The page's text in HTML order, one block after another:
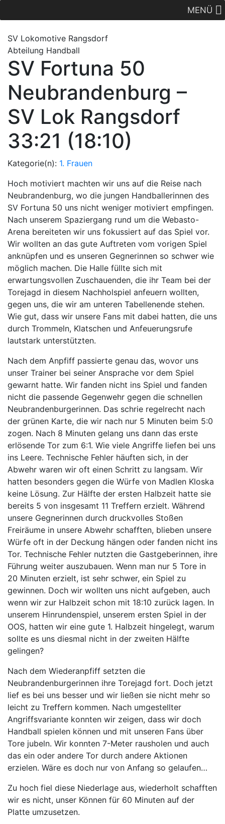
MENÜ
SV Lokomotive Rangsdorf
Abteilung Handball
SV Fortuna 50
Neubrandenburg –
SV Lok Rangsdorf
33:21 (18:10)
Kategorie(n): 1. Frauen
Hoch motiviert machten wir uns auf die Reise nach
Neubrandenburg, wo die jungen Handballerinnen des
SV Fortuna 50 uns nicht weniger motiviert empfingen.
Nach unserem Spaziergang rund um die Webasto-
Arena bereiteten wir uns fokussiert auf das Spiel vor.
Wir wollten an das gute Auftreten vom vorigen Spiel
anknüpfen und es unseren Gegnerinnen so schwer wie
möglich machen. Die Halle füllte sich mit
erwartungsvollen Zuschauenden, die ihr Team bei der
Torejagd in diesem Nachholspiel anfeuern wollten,
gegen uns, die wir am unteren Tabellenende stehen.
Wie gut, dass wir unsere Fans mit dabei hatten, die uns
durch Trommeln, Klatschen und Anfeuerungsrufe
lautstark unterstützten.
Nach dem Anpfiff passierte genau das, wovor uns
unser Trainer bei seiner Ansprache vor dem Spiel
gewarnt hatte. Wir fanden nicht ins Spiel und fanden
nicht die passende Gegenwehr gegen die schnellen
Neubrandenburgerinnen. Das schrie regelrecht nach
der grünen Karte, die wir nach nur 5 Minuten beim 5:0
zogen. Nach 8 Minuten gelang uns dann das erste
erlösende Tor zum 6:1. Wie viele Angriffe liefen bei uns
ins Leere. Technische Fehler häuften sich, in der
Abwehr waren wir oft einen Schritt zu langsam. Wir
hatten besonders gegen die Würfe von Madlen Kloska
keine Lösung. Zur Hälfte der ersten Halbzeit hatte sie
bereits 5 von insgesamt 11 Treffern erzielt. Während
unsere Gegnerinnen durch druckvolles Stoßen
Freiräume in unsere Abwehr schafften, blieben unsere
Würfe oft in der Deckung hängen oder fanden nicht ins
Tor. Technische Fehler nutzten die Gastgeberinnen, ihre
Führung weiter auszubauen. Wenn man nur 5 Tore in
20 Minuten erzielt, ist sehr schwer, ein Spiel zu
gewinnen. Doch wir wollten uns nicht aufgeben, auch
wenn wir zur Halbzeit schon mit 18:10 zurück lagen. In
unserem Hinrundenspiel, unserem ersten Spiel in der
OOS, hatten wir eine gute 1. Halbzeit hingelegt, warum
sollte es uns diesmal nicht in der zweiten Hälfte
gelingen?
Nach dem Wiederanpfiff setzten die
Neubrandenburgerinnen ihre Torejagd fort. Doch jetzt
lief es bei uns besser und wir ließen sie nicht mehr so
leicht zu Treffern kommen. Nach umgestellter
Angriffsvariante konnten wir zeigen, dass wir doch
Handball spielen können und mit unseren Fans über
Tore jubeln. Wir konnten 7-Meter rausholen und auch
das ein oder andere Tor durch andere Aktionen
erzielen. Wäre es doch nur von Anfang so gelaufen…
Zu hoch fiel diese Niederlage aus, wiederholt schafften
wir es nicht, unser Können für 60 Minuten auf der
Platte umzusetzen.